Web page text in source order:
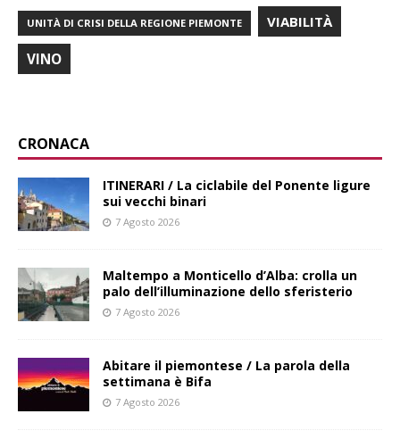
UNITÀ DI CRISI DELLA REGIONE PIEMONTE VIABILITÀ
VINO
CRONACA
ITINERARI / La ciclabile del Ponente ligure
sui vecchi binari
7 Agosto 2026
Maltempo a Monticello d’Alba: crolla un
palo dell’illuminazione dello sferisterio
7 Agosto 2026
Abitare il piemontese / La parola della
settimana è Bifa
7 Agosto 2026